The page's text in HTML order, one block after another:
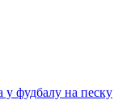
у фудбалу на песку